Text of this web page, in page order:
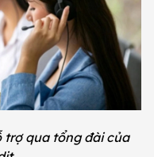
trợ qua tổng đài của